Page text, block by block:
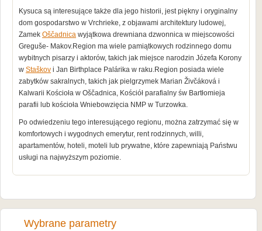
Kysuca są interesujące także dla jego historii, jest piękny i oryginalny
dom gospodarstwo w ​​Vrchrieke, z objawami architektury ludowej,
Zamek Oščadnica wyjątkowa drewniana dzwonnica w miejscowości
Greguše- Makov.Region ma wiele pamiątkowych rodzinnego domu
wybitnych pisarzy i aktorów, takich jak miejsce narodzin Józefa Korony
w Staškov i Jan Birthplace Palárika w raku.Region posiada wiele
zabytków sakralnych, takich jak pielgrzymek Marian Živčáková i
Kalwarii Kościoła w Oščadnica, Kościół parafialny św Bartłomieja
parafii lub kościoła Wniebowzięcia NMP w Turzowka.
Po odwiedzeniu tego interesującego regionu, można zatrzymać się w
komfortowych i wygodnych emerytur, rent rodzinnych, willi,
apartamentów, hoteli, moteli lub prywatne, które zapewniają Państwu
usługi na najwyższym poziomie.
Wybrane parametry